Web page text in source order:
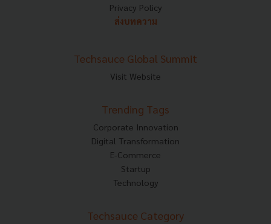
Privacy Policy
ส่งบทความ
Techsauce Global Summit
Visit Website
Trending Tags
Corporate Innovation
Digital Transformation
E-Commerce
Startup
Technology
Techsauce Category